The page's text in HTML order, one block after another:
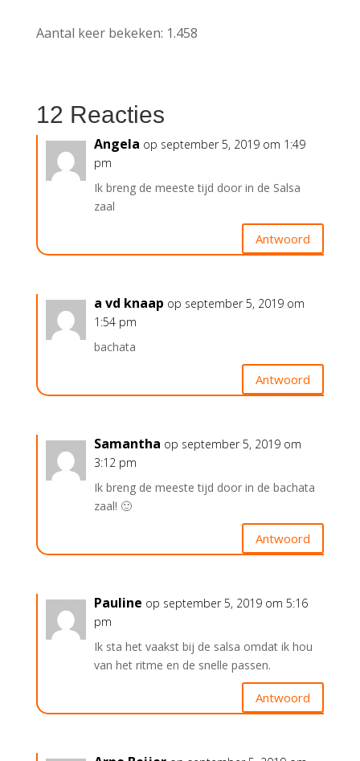
Aantal keer bekeken: 1.458
12 Reacties
Angela op september 5, 2019 om 1:49
pm
Ik breng de meeste tijd door in de Salsa
zaal
Antwoord
a vd knaap op september 5, 2019 om
1:54 pm
bachata
Antwoord
Samantha op september 5, 2019 om
3:12 pm
Ik breng de meeste tijd door in de bachata
zaal! 🙂
Antwoord
Pauline op september 5, 2019 om 5:16
pm
Ik sta het vaakst bij de salsa omdat ik hou
van het ritme en de snelle passen.
Antwoord